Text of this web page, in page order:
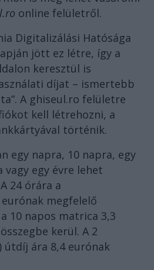
online felületről.
Digitalizálási Hatósága
jött ez létre, így a
keresztül is
díjat – ismertebb
A ghiseul.ro felületre
kell létrehozni, a
történik.
egy napra, 10 napra, egy
vagy egy évre lehet
24 órára a
megfelelő
10 napos matrica 3,3
kerül. A 2
útdíj ára 8,4 eurónak